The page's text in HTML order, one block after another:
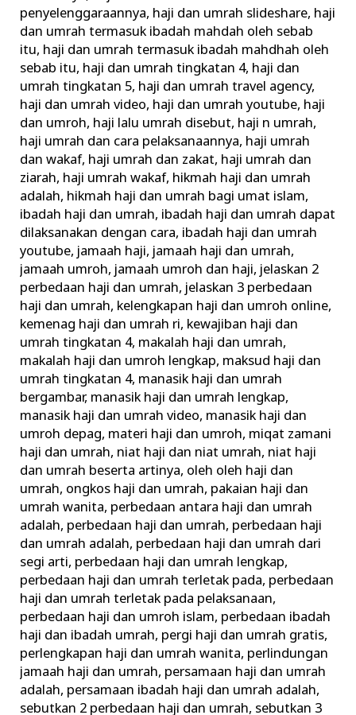
penyelenggaraannya, haji dan umrah slideshare, haji
dan umrah termasuk ibadah mahdah oleh sebab
itu, haji dan umrah termasuk ibadah mahdhah oleh
sebab itu, haji dan umrah tingkatan 4, haji dan
umrah tingkatan 5, haji dan umrah travel agency,
haji dan umrah video, haji dan umrah youtube, haji
dan umroh, haji lalu umrah disebut, haji n umrah,
haji umrah dan cara pelaksanaannya, haji umrah
dan wakaf, haji umrah dan zakat, haji umrah dan
ziarah, haji umrah wakaf, hikmah haji dan umrah
adalah, hikmah haji dan umrah bagi umat islam,
ibadah haji dan umrah, ibadah haji dan umrah dapat
dilaksanakan dengan cara, ibadah haji dan umrah
youtube, jamaah haji, jamaah haji dan umrah,
jamaah umroh, jamaah umroh dan haji, jelaskan 2
perbedaan haji dan umrah, jelaskan 3 perbedaan
haji dan umrah, kelengkapan haji dan umroh online,
kemenag haji dan umrah ri, kewajiban haji dan
umrah tingkatan 4, makalah haji dan umrah,
makalah haji dan umroh lengkap, maksud haji dan
umrah tingkatan 4, manasik haji dan umrah
bergambar, manasik haji dan umrah lengkap,
manasik haji dan umrah video, manasik haji dan
umroh depag, materi haji dan umroh, miqat zamani
haji dan umrah, niat haji dan niat umrah, niat haji
dan umrah beserta artinya, oleh oleh haji dan
umrah, ongkos haji dan umrah, pakaian haji dan
umrah wanita, perbedaan antara haji dan umrah
adalah, perbedaan haji dan umrah, perbedaan haji
dan umrah adalah, perbedaan haji dan umrah dari
segi arti, perbedaan haji dan umrah lengkap,
perbedaan haji dan umrah terletak pada, perbedaan
haji dan umrah terletak pada pelaksanaan,
perbedaan haji dan umroh islam, perbedaan ibadah
haji dan ibadah umrah, pergi haji dan umrah gratis,
perlengkapan haji dan umrah wanita, perlindungan
jamaah haji dan umrah, persamaan haji dan umrah
adalah, persamaan ibadah haji dan umrah adalah,
sebutkan 2 perbedaan haji dan umrah, sebutkan 3